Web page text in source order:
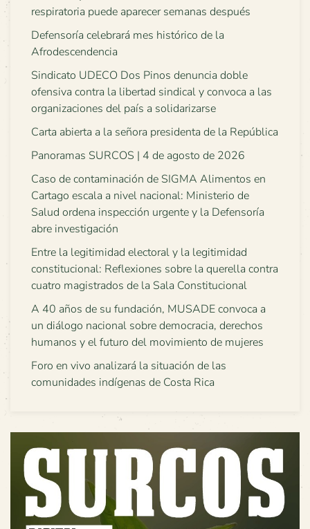
respiratoria puede aparecer semanas después
Defensoría celebrará mes histórico de la
Afrodescendencia
Sindicato UDECO Dos Pinos denuncia doble
ofensiva contra la libertad sindical y convoca a las
organizaciones del país a solidarizarse
Carta abierta a la señora presidenta de la República
Panoramas SURCOS | 4 de agosto de 2026
Caso de contaminación de SIGMA Alimentos en
Cartago escala a nivel nacional: Ministerio de
Salud ordena inspección urgente y la Defensoría
abre investigación
Entre la legitimidad electoral y la legitimidad
constitucional: Reflexiones sobre la querella contra
cuatro magistrados de la Sala Constitucional
A 40 años de su fundación, MUSADE convoca a
un diálogo nacional sobre democracia, derechos
humanos y el futuro del movimiento de mujeres
Foro en vivo analizará la situación de las
comunidades indígenas de Costa Rica